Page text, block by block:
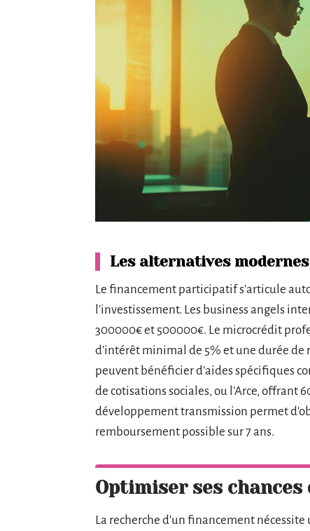
Les alternatives
Le financement participatif s'articule
l'investissement. Les business angels
300000€ et 500000€. Le microcrédit
d'intérêt minimal de 5% et une durée de
peuvent bénéficier d'aides spécifiques
de cotisations sociales, ou l'Arce, offrant
développement transmission permet
remboursement possible sur 7 ans.
Optimiser ses
La recherche d'un financement